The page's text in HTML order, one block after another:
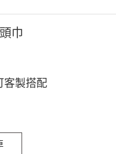
巾
客製搭配